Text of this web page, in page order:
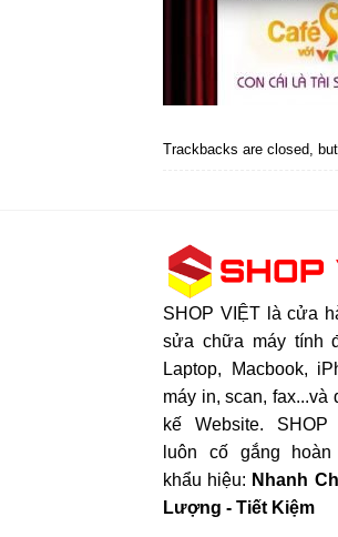
Trackbacks are closed,
SHOP VIỆT là cửa
sửa chữa máy tính
Laptop, Macbook,
máy in, scan, fax...và
kế Website.
luôn cố gắng
khẩu hiệu: Nhanh
Lượng - Tiết Kiệm